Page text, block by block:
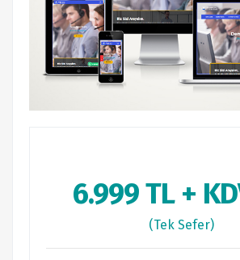
6.999 TL +
(Tek Sefer)